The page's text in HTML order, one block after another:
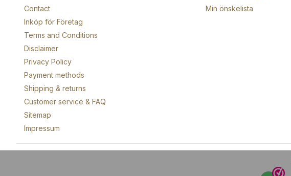
Contact
Inköp för Företag
Terms and Conditions
Disclaimer
Privacy Policy
Payment methods
Shipping & returns
Customer service & FAQ
Sitemap
Impressum
Min önskelista